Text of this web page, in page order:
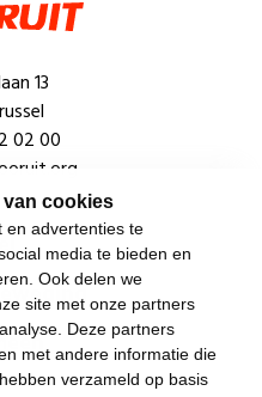
van cookies
en advertenties te
media te bieden en
Ook delen we
site met onze partners
Deze partners
met andere informatie die
verzameld op basis
13
02 00